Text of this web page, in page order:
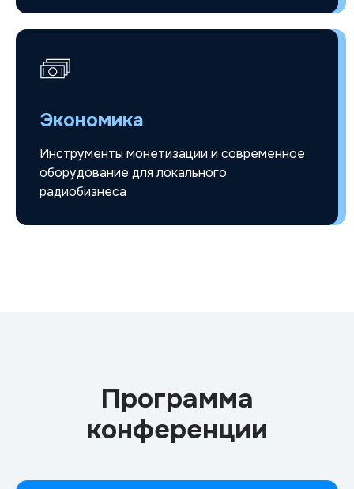
Экономика
Инструменты монетизации и современное
оборудование для локального
радиобизнеса
Программа
конференции